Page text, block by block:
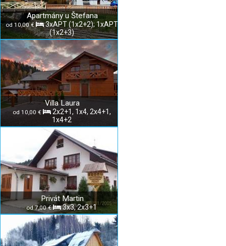
Apartmány u Štefana
od 10,00 €
3xAPT (1x2+2); 1xAPT
(1x2+3)
Villa Laura
od 10,00 €
2x2+1, 1x4, 2x4+1,
1x4+2
Privát Martin
od 7,00 € 3x3, 2x3+1